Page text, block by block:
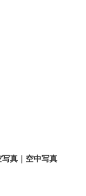
真｜空中写真